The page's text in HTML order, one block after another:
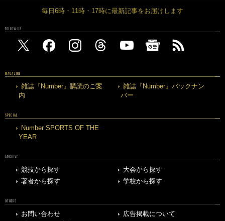
毎日6時・11時・17時に最新記事をお届けします
FOLLOW US
MAGAZINE
雑誌『Number』購読のご案
内
雑誌『Number』バックナン
バー
SPECIAL
Number SPORTS OF THE
YEAR
ARCHIVE
競技から探す
大会から探す
著者から探す
学校から探す
OTHERS
お問い合わせ
広告掲載について